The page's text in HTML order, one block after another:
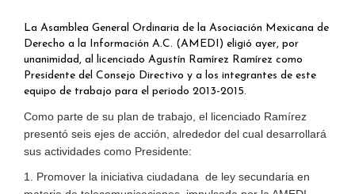
La Asamblea General Ordinaria de la Asociación Mexicana de
Derecho a la Información A.C. (AMEDI) eligió ayer, por
unanimidad, al licenciado Agustín Ramírez Ramírez como
Presidente del Consejo Directivo y a los integrantes de este
equipo de trabajo para el periodo 2013-2015.
Como parte de su plan de trabajo, el licenciado Ramírez
presentó seis ejes de acción, alrededor del cual desarrollará
sus actividades como Presidente:
1. Promover la iniciativa ciudadana de ley secundaria en